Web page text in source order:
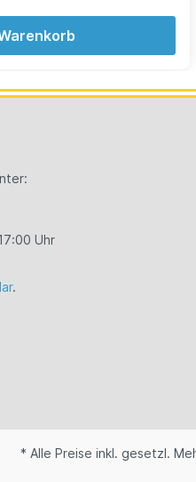
24 Karat Goldfolie
werden. Es ist
Flasche die ein Gin
Uhr
.
* Alle Preise inkl. gesetzl.